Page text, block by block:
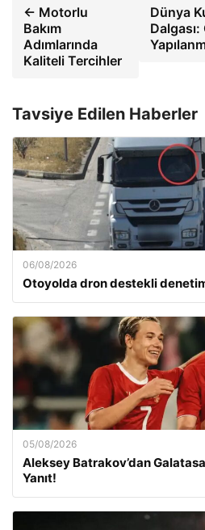
← Motorlu
Bakım
Adımlarında
Kaliteli Tercihler
Dünya
Tavsiye Edilen Haberler
06/08/2026
Otoyolda dron destekli
05/08/2026
Aleksey Batrakov’dan
Yanıt!